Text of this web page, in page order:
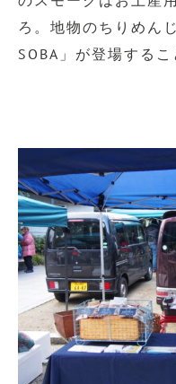
ろ。地物のちりめん
SOBA」が登場する